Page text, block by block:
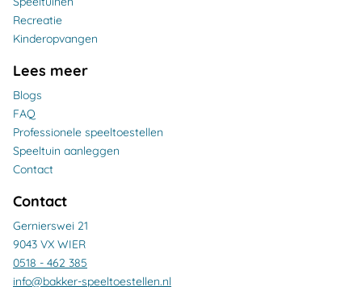
Recreatie
Kinderopvangen
Lees meer
Blogs
FAQ
Professionele speeltoestellen
Speeltuin aanleggen
Contact
Contact
Gernierswei 21
9043 VX WIER
0518 - 462 385
info@bakker-speeltoestellen.nl